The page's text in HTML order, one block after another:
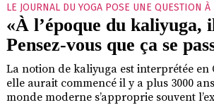
LE JOURNAL DU YOGA POSE UNE QUESTION À
«À l’époque du kaliyuga,
Pensez-vous que ça se
La notion de kaliyuga est interprétée
elle aurait commencé il y a plus 3000
monde moderne s’approprie souvent